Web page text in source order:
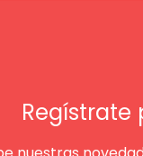
Regístrate